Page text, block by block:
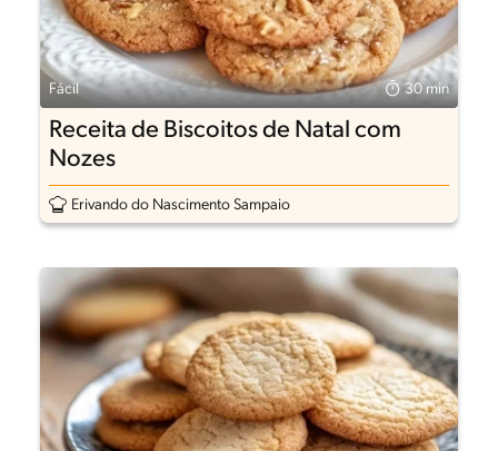
Fácil 30 min
Receita de Biscoitos de Natal com
Nozes
Erivando do Nascimento Sampaio